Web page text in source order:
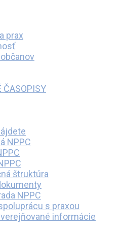
prax
ČASOPISY
NPPC
štruktúra
NPPC
s praxou
informácie